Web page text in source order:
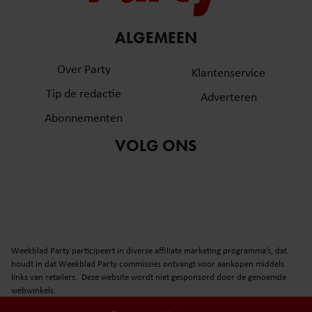
ALGEMEEN
Over Party
Tip de redactie
Abonnementen
Klantenservice
Adverteren
VOLG ONS
Weekblad Party participeert in diverse affiliate marketing programma’s, dat
houdt in dat Weekblad Party commissies ontvangt voor aankopen middels
links van retailers. Deze website wordt niet gesponsord door de genoemde
webwinkels.